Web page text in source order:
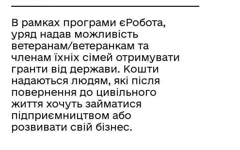
В рамках програми єРобота,
уряд надав можливість
ветеранам/ветеранкам та
членам їхніх сімей отримувати
гранти від держави. Кошти
надаються людям, які після
повернення до цивільного
життя хочуть займатися
підприємництвом або
розвивати свій бізнес.